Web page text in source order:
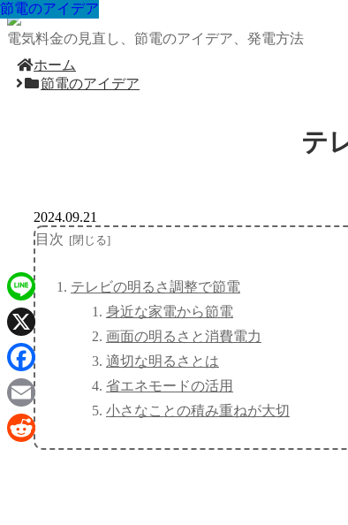
電気料金の見直し、節電のアイデア、発電方法
ホーム
節電のアイデア
テ
節電のアイデア
2024.09.21
目次
テレビの明るさ調整で節電
身近な家電から節電
画面の明るさと消費電力
適切な明るさとは
省エネモードの活用
小さなことの積み重ねが大切
節電のアイデア
節電のアイデア
節電のアイデア
節電のアイデア
節電のアイデア
節電のアイデア
節電のアイデア
節電のアイデア
Line
X
Facebook
Email